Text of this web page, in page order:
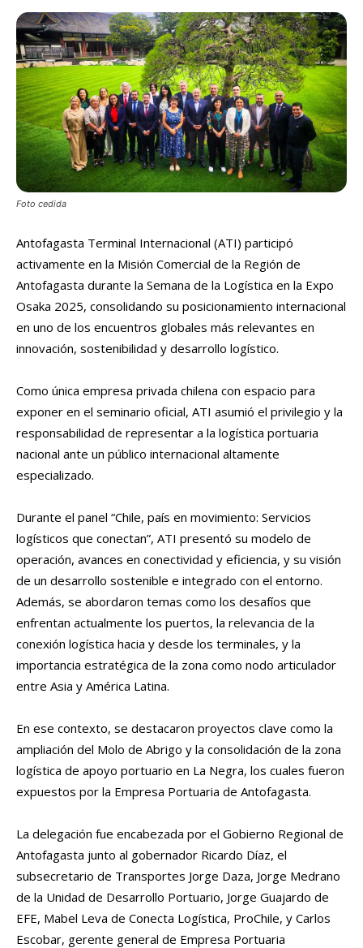
Foto cedida
Antofagasta Terminal Internacional (ATI) participó
activamente en la Misión Comercial de la Región de
Antofagasta durante la Semana de la Logística en la Expo
Osaka 2025, consolidando su posicionamiento internacional
en uno de los encuentros globales más relevantes en
innovación, sostenibilidad y desarrollo logístico.
Como única empresa privada chilena con espacio para
exponer en el seminario oficial, ATI asumió el privilegio y la
responsabilidad de representar a la logística portuaria
nacional ante un público internacional altamente
especializado.
Durante el panel “Chile, país en movimiento: Servicios
logísticos que conectan”, ATI presentó su modelo de
operación, avances en conectividad y eficiencia, y su visión
de un desarrollo sostenible e integrado con el entorno.
Además, se abordaron temas como los desafíos que
enfrentan actualmente los puertos, la relevancia de la
conexión logística hacia y desde los terminales, y la
importancia estratégica de la zona como nodo articulador
entre Asia y América Latina.
En ese contexto, se destacaron proyectos clave como la
ampliación del Molo de Abrigo y la consolidación de la zona
logística de apoyo portuario en La Negra, los cuales fueron
expuestos por la Empresa Portuaria de Antofagasta.
La delegación fue encabezada por el Gobierno Regional de
Antofagasta junto al gobernador Ricardo Díaz, el
subsecretario de Transportes Jorge Daza, Jorge Medrano
de la Unidad de Desarrollo Portuario, Jorge Guajardo de
EFE, Mabel Leva de Conecta Logística, ProChile, y Carlos
Escobar, gerente general de Empresa Portuaria